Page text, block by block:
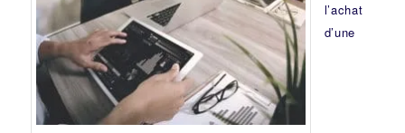
l’achat
d’une